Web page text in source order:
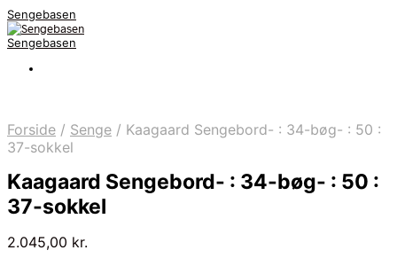
Sengebasen
Sengebasen
Forside / Senge / Kaagaard Sengebord- : 34-bøg- : 50 :
37-sokkel
Kaagaard Sengebord- : 34-bøg- : 50 :
37-sokkel
2.045,00 kr.